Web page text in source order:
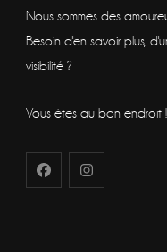
Nous sommes des
Besoin d'en savoir plus,
visibilité ?
Vous êtes au bon endroit !